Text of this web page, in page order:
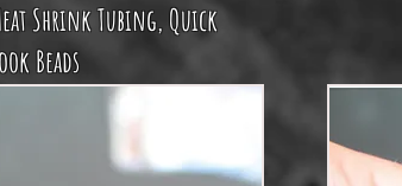
Shrink Tubing,Quick
Beads